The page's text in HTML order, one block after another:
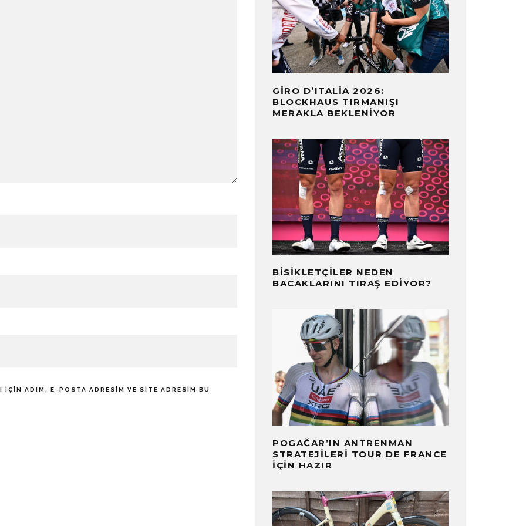
ADIM, E-POSTA ADRESIM VE SITE ADRESIM BU
GIRO D’ITALIA 2026:
BLOCKHAUS TIRMANIŞI
MERAKLA BEKLENIYOR
BISIKLETÇILER NEDEN
BACAKLARINI TIRAŞ EDIYOR?
POGAČAR’IN ANTRENMAN
STRATEJILERI TOUR DE FRANCE
İÇIN HAZIR